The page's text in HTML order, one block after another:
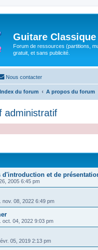
Guitare Classique
Forum de ressources (partitions,
gratuit, et sans publicité.
Nous contacter
Index du forum A propos du forum
administratif
d'introduction et de
2005 6:45 pm
nov. 08, 2022 6:49 pm
oct. 04, 2022 9:03 pm
05, 2019 2:13 pm